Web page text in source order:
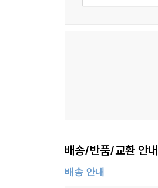
배송/반품/교환 안내
배송 안내